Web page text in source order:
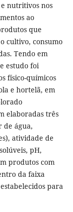
nutritivos nos
ao
que
cultivo, consumo
Tendo em
estudo foi
físico-químicos
e hortelã, em
elaboradas três
de água,
atividade de
pH,
produtos com
da faixa
para